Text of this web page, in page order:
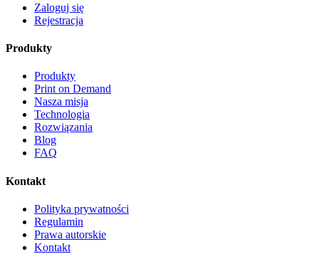
Zaloguj się
Rejestracja
Produkty
Produkty
Print on Demand
Nasza misja
Technologia
Rozwiązania
Blog
FAQ
Kontakt
Polityka prywatności
Regulamin
Prawa autorskie
Kontakt